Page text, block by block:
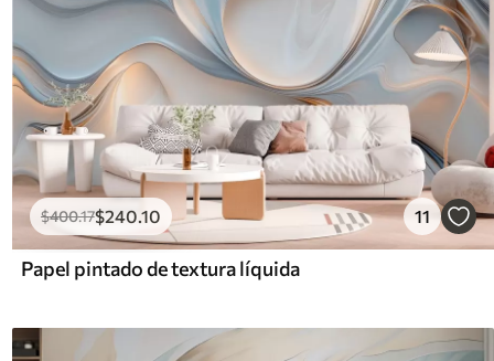
$400.17$240 .10 11
Papel pintado de textura líquida